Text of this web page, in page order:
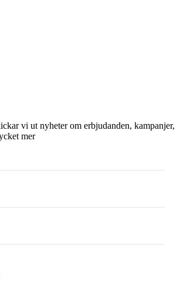
vi ut nyheter om erbjudanden, kampanjer,
mer